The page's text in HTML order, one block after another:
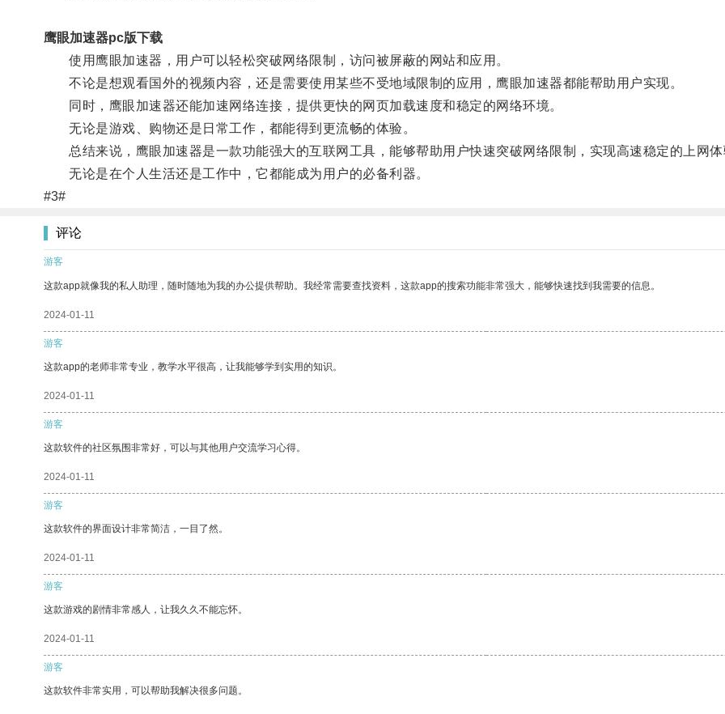
鹰眼加速器pc版下载
使用鹰眼加速器，用户可以轻松突破网络限制，访问被屏蔽的网站和应用。
不论是想观看国外的视频内容，还是需要使用某些不受地域限制的应用，鹰眼加速器都能帮助用户实现。
同时，鹰眼加速器还能加速网络连接，提供更快的网页加载速度和稳定的网络环境。
无论是游戏、购物还是日常工作，都能得到更流畅的体验。
总结来说，鹰眼加速器是一款功能强大的互联网工具，能够帮助用户快速突破网络限制，实现高速稳定的上网体
无论是在个人生活还是工作中，它都能成为用户的必备利器。
#3#
评论
游客
这款app就像我的私人助理，随时随地为我的办公提供帮助。我经常需要查找资料，这款app的搜索功能非常强大，能够快速找到我需要的信息。
2024-01-11
游客
这款app的老师非常专业，教学水平很高，让我能够学到实用的知识。
2024-01-11
游客
这款软件的社区氛围非常好，可以与其他用户交流学习心得。
2024-01-11
游客
这款软件的界面设计非常简洁，一目了然。
2024-01-11
游客
这款游戏的剧情非常感人，让我久久不能忘怀。
2024-01-11
游客
这款软件非常实用，可以帮助我解决很多问题。